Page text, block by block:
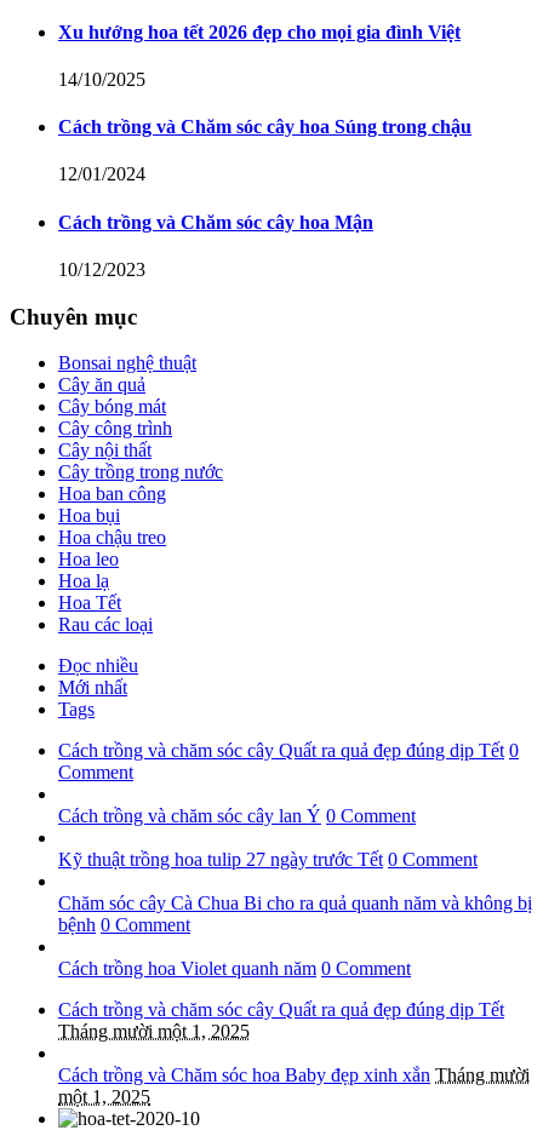
Xu hướng hoa tết 2026 đẹp cho mọi gia đình Việt
14/10/2025
Cách trồng và Chăm sóc cây hoa Súng trong chậu
12/01/2024
Cách trồng và Chăm sóc cây hoa Mận
10/12/2023
Chuyên mục
Bonsai nghệ thuật
Cây ăn quả
Cây bóng mát
Cây công trình
Cây nội thất
Cây trồng trong nước
Hoa ban công
Hoa bụi
Hoa chậu treo
Hoa leo
Hoa lạ
Hoa Tết
Rau các loại
Đọc nhiều
Mới nhất
Tags
Cách trồng và chăm sóc cây Quất ra quả đẹp đúng dịp Tết 0
Comment
Cách trồng và chăm sóc cây lan Ý 0 Comment
Kỹ thuật trồng hoa tulip 27 ngày trước Tết 0 Comment
Chăm sóc cây Cà Chua Bi cho ra quả quanh năm và không bị
bệnh 0 Comment
Cách trồng hoa Violet quanh năm 0 Comment
Cách trồng và chăm sóc cây Quất ra quả đẹp đúng dịp Tết
Tháng mười một 1, 2025
Cách trồng và Chăm sóc hoa Baby đẹp xinh xắn Tháng mười
một 1, 2025